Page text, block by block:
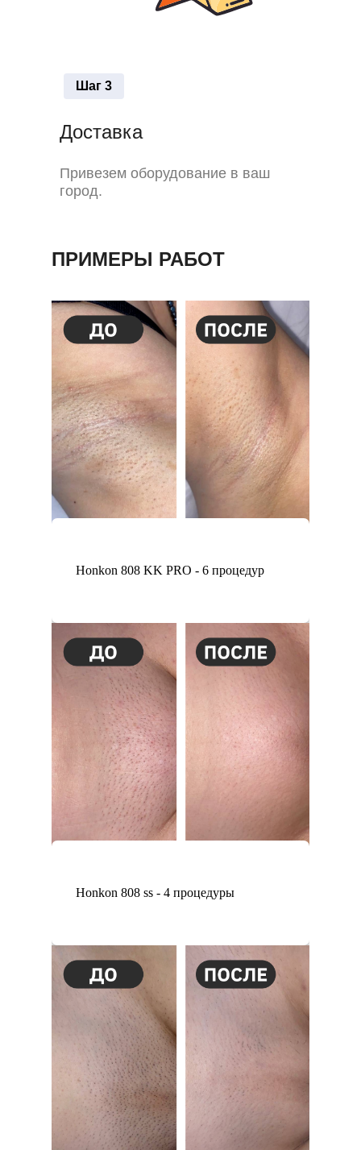
Шаг 3
Привезем оборудование в ваш
город.
Доставка
ПРИМЕРЫ РАБОТ
Honkon 808 KK PRO - 6 процедур
Honkon 808 ss - 4 процедуры